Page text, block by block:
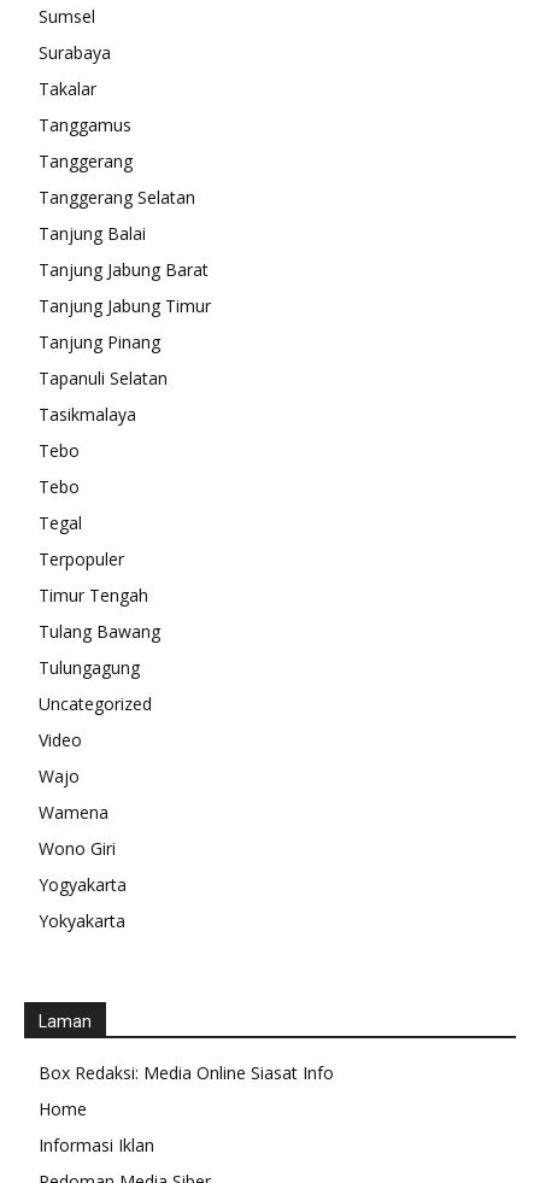
Sumsel
Surabaya
Takalar
Tanggamus
Tanggerang
Tanggerang Selatan
Tanjung Balai
Tanjung Jabung Barat
Tanjung Jabung Timur
Tanjung Pinang
Tapanuli Selatan
Tasikmalaya
Tebo
Tebo
Tegal
Terpopuler
Timur Tengah
Tulang Bawang
Tulungagung
Uncategorized
Video
Wajo
Wamena
Wono Giri
Yogyakarta
Yokyakarta
Laman
Box Redaksi: Media Online Siasat Info
Home
Informasi Iklan